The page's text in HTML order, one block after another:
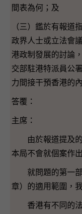
間表為何；及
（三）鑑於有報道
政界人士或立法會
港政制發展的討論
交部駐港特派員公
力間接干預香港的
答覆：
主席：
由於報道提及的
本局不會就個案作
就問題的第一部
章）的適用範圍，
香港有不同的法